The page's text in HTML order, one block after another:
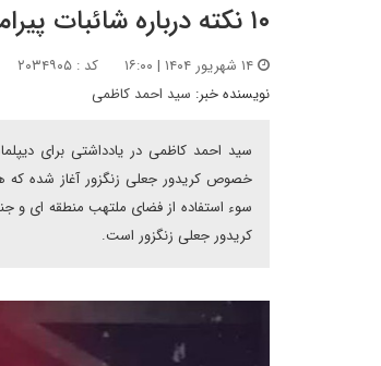
۱۰ نکته درباره شائبات پیرامون کریدور جعلی زنگزور
کد : ۲۰۳۴۹۰۵
نویسنده خبر: سید احمد کاظمی
سید احمد کاظمی در یادداشتی برای
خصوص کریدور جعلی زنگزور آغاز شده که
سوء استفاده از فضای ملتهب منطقه ای و
کریدور جعلی زنگزور است.